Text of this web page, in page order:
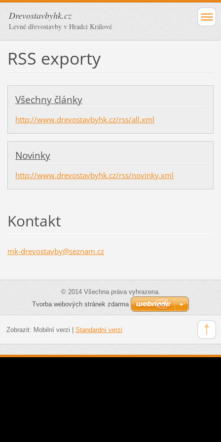
Drevostavbyhk.cz
Levné dřevostavby v Hradci Králové
RSS exporty
Všechny články
http://www.drevostavbyhk.cz/rss/all.xml
Novinky
http://www.drevostavbyhk.cz/rss/novinky.xml
Kontakt
mk-drevostavby@seznam.cz
© 2014 Všechna práva vyhrazena.
Tvorba webových stránek zdarma
Zobrazit: Mobilní verzi Standardní verzi